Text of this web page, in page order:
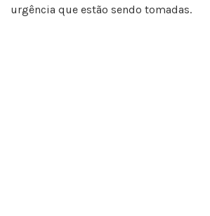
urgência que estão sendo tomadas.